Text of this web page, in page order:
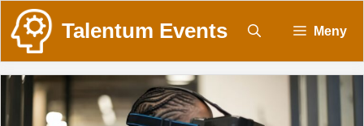
Talentum Events Meny